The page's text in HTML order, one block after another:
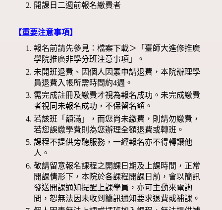
開課日二週前報名繳費者
【重要注意事項】
報名前請先參見：檔案下載＞「臺師大進修推廣
學院推廣非學分班注意事項」。
未開班退費、因個人因素申請退費，本院辦理學
員退費入帳所需時間約4週。
需完成註冊及繳費才視為報名成功。未完成繳費
者視同未報名成功，不保留名額。
若該班「額滿」，而您尚未繳費，則請勿繳費，
若您誤繳學費則為您辦理全額退費或轉班。
課程不提供旁聽服務，一經報名亦不得轉讓他
人。
敬請留意報名課程之開課日期及上課時間，正常
開課情形下，本院於各課程開課日前，會以簡訊
發送開課通知提醒上課學員，亦可主動來電詢
問，恕無法因未收到簡訊通知要求退費或補課。